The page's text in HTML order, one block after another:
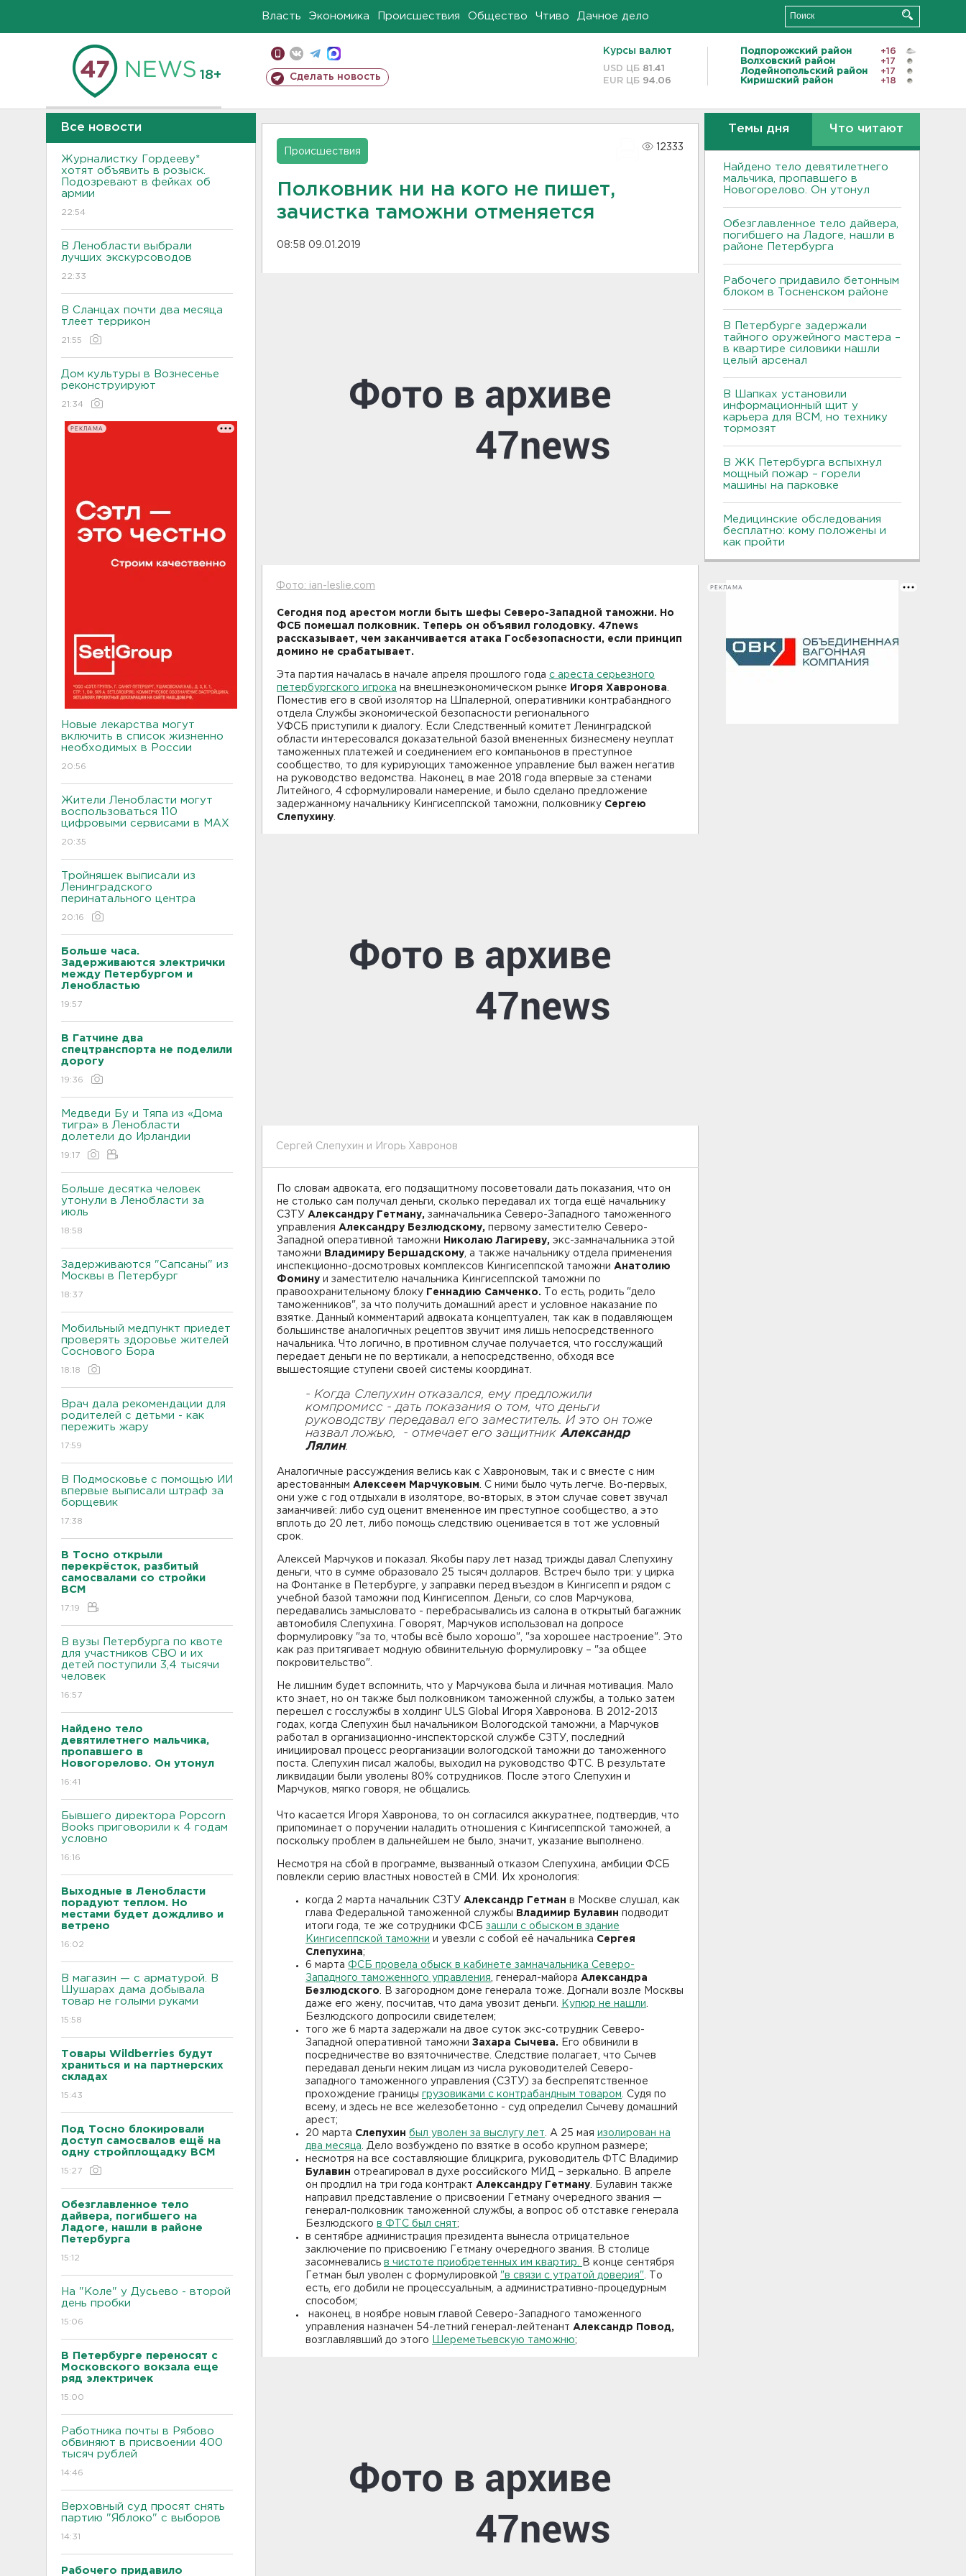
Власть Экономика Происшествия Общество Чтиво Дачное дело
18+ Сделать новость
Курсы валют
USD ЦБ 81.41
EUR ЦБ 94.06
Подпорожский район
+16
Волховский район
+17
Лодейнопольский район
+17
Киришский район
+18
Все новости
Журналистку Гордееву*
хотят объявить в розыск.
Подозревают в фейках об
армии
22:54
В Ленобласти выбрали
лучших экскурсоводов
22:33
В Сланцах почти два месяца
тлеет террикон
21:55
Дом культуры в Вознесенье
реконструируют
21:34
РЕКЛАМА
Новые лекарства могут
включить в список жизненно
необходимых в России
20:56
Жители Ленобласти могут
воспользоваться 110
цифровыми сервисами в МАХ
20:35
Тройняшек выписали из
Ленинградского
перинатального центра
20:16
Больше часа.
Задерживаются электрички
между Петербургом и
Ленобластью
19:57
В Гатчине два
спецтранспорта не поделили
дорогу
19:36
Медведи Бу и Тяпа из «Дома
тигра» в Ленобласти
долетели до Ирландии
19:17
Больше десятка человек
утонули в Ленобласти за
июль
18:58
Задерживаются "Сапсаны" из
Москвы в Петербург
18:37
Мобильный медпункт приедет
проверять здоровье жителей
Соснового Бора
18:18
Врач дала рекомендации для
родителей с детьми - как
пережить жару
17:59
В Подмосковье с помощью ИИ
впервые выписали штраф за
борщевик
17:38
В Тосно открыли
перекрёсток, разбитый
самосвалами со стройки
ВСМ
17:19
В вузы Петербурга по квоте
для участников СВО и их
детей поступили 3,4 тысячи
человек
16:57
Найдено тело
девятилетнего мальчика,
пропавшего в
Новогорелово. Он утонул
16:41
Бывшего директора Popcorn
Books приговорили к 4 годам
условно
16:16
Выходные в Ленобласти
порадуют теплом. Но
местами будет дождливо и
ветрено
16:02
В магазин — с арматурой. В
Шушарах дама добывала
товар не голыми руками
15:58
Товары Wildberries будут
храниться и на партнерских
складах
15:43
Под Тосно блокировали
доступ самосвалов ещё на
одну стройплощадку ВСМ
15:27
Обезглавленное тело
дайвера, погибшего на
Ладоге, нашли в районе
Петербурга
15:12
На "Коле" у Дусьево - второй
день пробки
15:06
В Петербурге переносят с
Московского вокзала еще
ряд электричек
15:00
Работника почты в Рябово
обвиняют в присвоении 400
тысяч рублей
14:46
Верховный суд просят снять
партию "Яблоко" с выборов
14:31
Рабочего придавило
Происшествия
12333
Полковник ни на кого не пишет,
зачистка таможни отменяется
08:58 09.01.2019
Фото: ian-leslie.com
Сегодня под арестом могли быть шефы Северо-Западной таможни. Но
ФСБ помешал полковник. Теперь он объявил голодовку. 47news
рассказывает, чем заканчивается атака Госбезопасности, если принцип
домино не срабатывает.
Эта партия началась в начале апреля прошлого года с ареста серьезного
петербургского игрока на внешнеэкономическом рынке Игоря Хавронова
Поместив его в свой изолятор на Шпалерной, оперативники контрабандного
отдела Службы экономической безопасности регионального
УФСБ приступили к диалогу. Если Следственный комитет Ленинградской
области интересовался доказательной базой вмененных бизнесмену неуплат
таможенных платежей и соединением его компаньонов в преступное
сообщество, то для курирующих таможенное управление был важен негатив
на руководство ведомства. Наконец, в мае 2018 года впервые за стенами
Литейного, 4 сформулировали намерение, и было сделано предложение
задержанному начальнику Кингисеппской таможни, полковнику Сергею
Слепухину
Сергей Слепухин и Игорь Хавронов
По словам адвоката, его подзащитному посоветовали дать показания, что он
не столько сам получал деньги, сколько передавал их тогда ещё начальнику
СЗТУ Александру Гетману, замначальника Северо-Западного таможенного
управления Александру Безлюдскому, первому заместителю Северо-
Западной оперативной таможни
Николаю Лагиреву, экс-замначальника этой
таможни
Владимиру Бершадскому , а также начальнику отдела применения
инспекционно-досмотровых комплексов Кингисеппской таможни Анатолию
Фомину и заместителю начальника Кингисеппской таможни по
правоохранительному блоку Геннадию Самченко.
То есть, родить "дело
таможенников", за что получить домашний арест и условное наказание по
взятке. Данный комментарий адвоката концептуален, так как в подавляющем
большинстве аналогичных рецептов звучит имя лишь непосредственного
начальника. Что логично, в противном случае получается, что госслужащий
передает деньги не по вертикали, а непосредственно, обходя все
вышестоящие ступени своей системы координат.
- Когда Слепухин отказался, ему предложили
компромисс - дать показания о том, что деньги
руководству передавал его заместитель. И это он тоже
назвал ложью, - отмечает его защитник Александр
Лялин.
Аналогичные рассуждения велись как с Хавроновым, так и с вместе с ним
арестованным Алексеем Марчуковым . С ними было чуть легче. Во-первых,
они уже с год отдыхали в изоляторе, во-вторых, в этом случае совет звучал
заманчивей: либо суд оценит вмененное им преступное сообщество, а это
вплоть до 20 лет, либо помощь следствию оценивается в тот же условный
срок.
Алексей Марчуков и показал. Якобы пару лет назад трижды давал Слепухину
деньги, что в сумме образовало 25 тысяч долларов. Встреч было три: у цирка
на Фонтанке в Петербурге, у заправки перед въездом в Кингисепп и рядом с
учебной базой таможни под Кингисеппом. Деньги, со слов Марчукова,
передавались замысловато - перебрасывались из салона в открытый багажник
автомобиля Слепухина. Говорят, Марчуков использовал на допросе
формулировку "за то, чтобы всё было хорошо", "за хорошее настроение". Это
как раз притягивает модную обвинительную формулировку – "за общее
покровительство".
Не лишним будет вспомнить, что у Марчукова была и личная мотивация. Мало
кто знает, но он также был полковником таможенной службы, а только затем
перешел с госслужбы в холдинг ULS Global Игоря Хавронова. В 2012-2013
годах, когда Слепухин был начальником Вологодской таможни, а Марчуков
работал в организационно-инспекторской службе СЗТУ, последний
инициировал процесс реорганизации вологодской таможни до таможенного
поста. Слепухин писал жалобы, выходил на руководство ФТС. В результате
ликвидации были уволены 80% сотрудников. После этого Слепухин и
Марчуков, мягко говоря, не общались.
Что касается Игоря Хавронова, то он согласился аккуратнее, подтвердив, что
припоминает о поручении наладить отношения с Кингисеппской таможней, а
поскольку проблем в дальнейшем не было, значит, указание выполнено.
Несмотря на сбой в программе, вызванный отказом Слепухина, амбиции ФСБ
повлекли серию властных новостей в СМИ. Их хронология:
когда 2 марта начальник СЗТУ Александр Гетман в Москве слушал, как
глава Федеральной таможенной службы
Владимир Булавин подводит
итоги года, те же сотрудники ФСБ зашли с обыском в здание
Кингисеппской таможни и увезли с собой её начальника Сергея
Слепухина;
6 марта ФСБ провела обыск в кабинете замначальника Северо-
Западного таможенного управления , генерал-майора Александра
Безлюдского . В загородном доме генерала тоже. Догнали возле Москвы
даже его жену, посчитав, что дама увозит деньги.
Купюр не нашли
Безлюдского допросили свидетелем;
того же 6 марта задержали на двое суток экс-сотрудник Северо-
Западной оперативной таможни Захара Сычева. Его обвинили в
посредничестве во взяточничестве. Следствие полагает, что Сычев
передавал деньги неким лицам из числа руководителей Северо-
западного таможенного управления (СЗТУ) за беспрепятственное
прохождение границы грузовиками с контрабандным товаром . Судя по
всему, и здесь не все железобетонно - суд определил Сычеву домашний
арест;
20 марта Слепухин был уволен за выслугу лет . А 25 мая изолирован на
два месяца . Дело возбуждено по взятке в особо крупном размере;
несмотря на все составляющие блицкрига, руководитель ФТС Владимир
Булавин отреагировал в духе российского МИД – зеркально. В апреле
он продлил на три года контракт Александру Гетману . Булавин также
направил представление о присвоении Гетману очередного звания —
генерал-полковник таможенной службы, а вопрос об отставке генерала
Безлюдского в ФТС был снят;
в сентябре администрация президента вынесла отрицательное
заключение по присвоению Гетману очередного звания. В столице
засомневались в чистоте приобретенных им квартир.
В конце сентября
Гетман был уволен с формулировкой "в связи с утратой доверия" . То
есть, его добили не процессуальным, а административно-процедурным
способом;
наконец, в ноябре новым главой Северо-Западного таможенного
управления назначен 54-летний генерал-лейтенант Александр Повод,
возглавлявший до этого
Шереметьевскую таможню;
Темы дня Что читают
Найдено тело девятилетнего
мальчика, пропавшего в
Новогорелово. Он утонул
Обезглавленное тело дайвера,
погибшего на Ладоге, нашли в
районе Петербурга
Рабочего придавило бетонным
блоком в Тосненском районе
В Петербурге задержали
тайного оружейного мастера –
в квартире силовики нашли
целый арсенал
В Шапках установили
информационный щит у
карьера для ВСМ, но технику
тормозят
В ЖК Петербурга вспыхнул
мощный пожар – горели
машины на парковке
Медицинские обследования
бесплатно: кому положены и
как пройти
РЕКЛАМА